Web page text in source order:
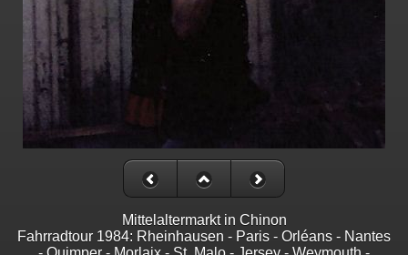
Mittelaltermarkt in Chinon
Fahrradtour 1984: Rheinhausen - Paris - Orléans - Nantes